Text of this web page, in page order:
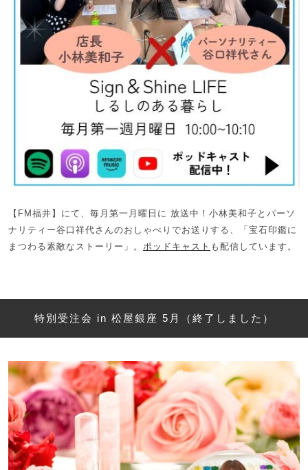
【FM福井】にて、毎月第一月曜日に 放送中！小林美和子とパーソ
ナリティー谷口祥代さんのおしゃべりでお送りする、「宝石印鑑に
まつわる素敵なストーリー」。 ポッドキャスト も配信しています。
特別受注会 in 松屋銀座 5月（終了しました）